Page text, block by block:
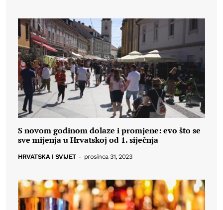
S novom godinom dolaze i promjene: evo što se
sve mijenja u Hrvatskoj od 1. siječnja
HRVATSKA I SVIJET - prosinca 31, 2023